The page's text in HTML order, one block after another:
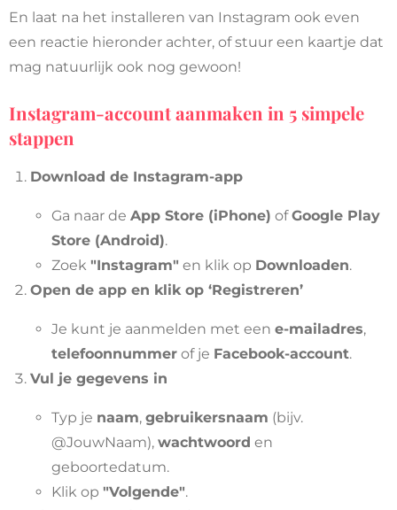
En laat na het installeren van Instagram ook even
een reactie hieronder achter, of stuur een kaartje dat
mag natuurlijk ook nog gewoon!
Instagram-account aanmaken in 5 simpele
stappen
Download de Instagram-app
Ga naar de App Store (iPhone) ofGoogle Play
Store (Android).
Zoek "Instagram" en klik op Downloaden.
Open de app en klik op ‘Registreren’
Je kunt je aanmelden met een e-mailadres,
telefoonnummer of je Facebook-account.
Vul je gegevens in
Typ je naam, gebruikersnaam (bijv.
@JouwNaam), wachtwoord en
geboortedatum.
Klik op "Volgende".